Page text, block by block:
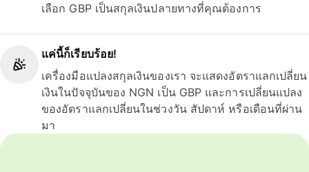
เลือก GBP เป็นสกุลเงินปลายทางที่คุณต้องการ
แค่นี้ก็เรียบร้อย!
เครื่องมือแปลงสกุลเงินของเรา จะแสดงอัตราแลกเปลี่ยน
เงินในปัจจุบันของ NGN เป็น GBP และการเปลี่ยนแปลง
ของอัตราแลกเปลี่ยนในช่วงวัน สัปดาห์ หรือเดือนที่ผ่าน
มา